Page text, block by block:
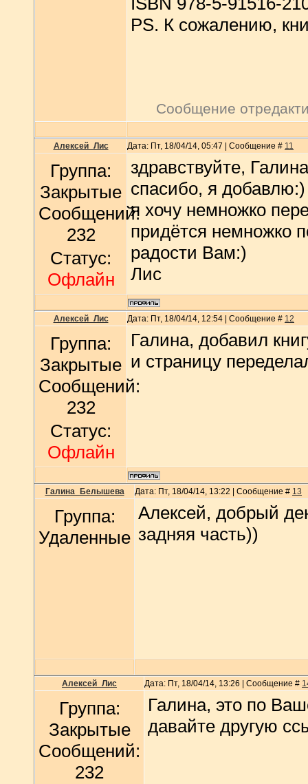
PS. К сожалению,
Сообщение
Алексей_Лис Дата: Пт, 18/04/14, 05:47 | Сообщение # 11
Группа:
Закрытые
Сообщений:
232
Статус:
Офлайн
здравствуйте,
спасибо, я добавлю:)
я хочу немножко
придётся немножко
радости Вам:)
Лис
Алексей_Лис Дата: Пт, 18/04/14, 12:54 | Сообщение # 12
Группа:
Закрытые
Сообщений:
232
Статус:
Офлайн
Галина, добавил
и страницу
Галина_Белышева Дата: Пт, 18/04/14, 13:22 | Сообщение # 13
Группа:
Удаленные
Алексей, добрый
задняя часть))
Алексей_Лис Дата: Пт, 18/04/14, 13:26 | Сообщение #
Группа:
Закрытые
Сообщений:
232
Галина, это по
давайте другую